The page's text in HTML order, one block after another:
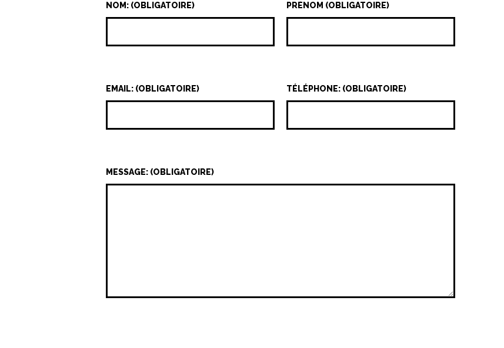
NOM: (OBLIGATOIRE) PRÉNOM (OBLIGATOIRE)
EMAIL: (OBLIGATOIRE) TÉLÉPHONE: (OBLIGATOIRE)
MESSAGE: (OBLIGATOIRE)